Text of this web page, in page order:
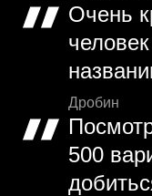
Очень
Дробин
500